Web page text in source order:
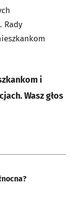
Rady
i
Wasz głos